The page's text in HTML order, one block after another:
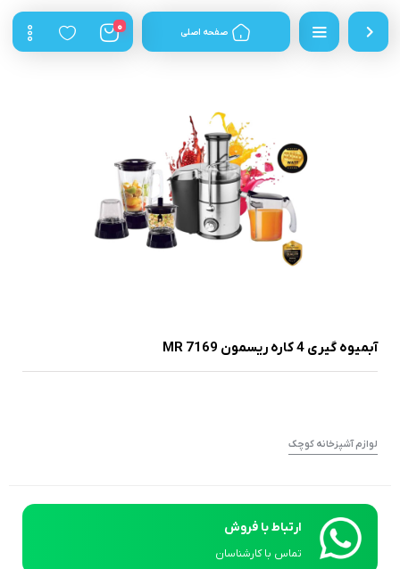
صفحه اصلی 0
آبمیوه گیری 4 کاره ریسمون MR 7169
لوازم آشپزخانه کوچک
ارتباط با فروش
تماس با کارشناسان